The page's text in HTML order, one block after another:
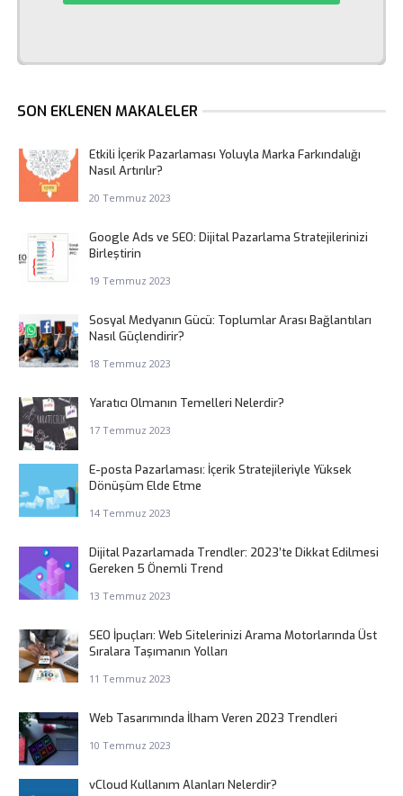
SON EKLENEN MAKALELER
Etkili İçerik Pazarlaması Yoluyla Marka Farkındalığı
Nasıl Artırılır?
20 Temmuz 2023
Google Ads ve SEO: Dijital Pazarlama Stratejilerinizi
Birleştirin
19 Temmuz 2023
Sosyal Medyanın Gücü: Toplumlar Arası Bağlantıları
Nasıl Güçlendirir?
18 Temmuz 2023
Yaratıcı Olmanın Temelleri Nelerdir?
17 Temmuz 2023
E-posta Pazarlaması: İçerik Stratejileriyle Yüksek
Dönüşüm Elde Etme
14 Temmuz 2023
Dijital Pazarlamada Trendler: 2023’te Dikkat Edilmesi
Gereken 5 Önemli Trend
13 Temmuz 2023
SEO İpuçları: Web Sitelerinizi Arama Motorlarında Üst
Sıralara Taşımanın Yolları
11 Temmuz 2023
Web Tasarımında İlham Veren 2023 Trendleri
10 Temmuz 2023
vCloud Kullanım Alanları Nelerdir?